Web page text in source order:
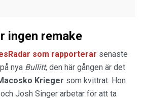
ingen remake
som rapporterar senaste
nya Bullitt, den här gången är det
Krieger som kvittrat. Hon
Josh Singer arbetar för att ta